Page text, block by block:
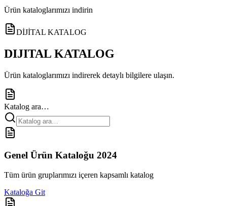
Ürün kataloglarımızı indirin
DİJİTAL KATALOG
DIJITAL KATALOG
Ürün kataloglarımızı indirerek detaylı bilgilere ulaşın.
Katalog ara…
Genel Ürün Kataloğu 2024
Tüm ürün gruplarımızı içeren kapsamlı katalog
Kataloğa Git